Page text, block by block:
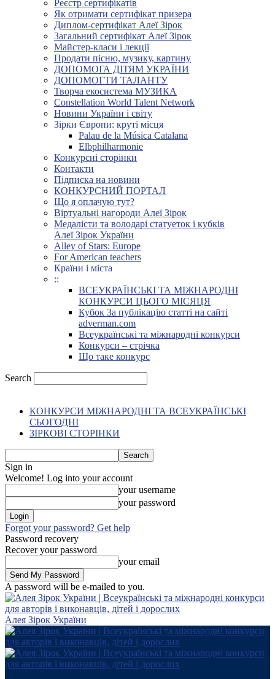
Реєстр сертифікатів
Як отримати сертифікат призера
Диплом-сертифікат Алеї Зірок
Загальний сертифікат Алеї Зірок
Майстер-класи і лекції
Продати пісню, музику, картину
ДОПОМОГА ДІТЯМ УКРАЇНИ
ДОПОМОГТИ ТАЛАНТУ
Творча екосистема МУЗИКА
Constellation World Talent Network
Новини України і світу
Зірки Європи: круті місця
Palau de la Música Catalana
Elbphilharmonie
Конкурсні сторінки
Контакти
Підписка на новини
КОНКУРСНИЙ ПОРТАЛ
Що я оплачую тут?
Віртуальні нагороди Алеї Зірок
Медалісти та володарі статуеток і кубків
Алеї Зірок України
Alley of Stars: Europe
For American teachers
Країни і міста
::
ВСЕУКРАЇНСЬКІ ТА МІЖНАРОДНІ
КОНКУРСИ ЦЬОГО МІСЯЦЯ
Кубок За публікацію статті на сайті
adverman.com
Всеукраїнські та міжнародні конкурси
Конкурси – стрічка
Що таке конкурс
Search
КОНКУРСИ МІЖНАРОДНІ ТА ВСЕУКРАЇНСЬКІ
СЬОГОДНІ
ЗІРКОВІ СТОРІНКИ
Sign in
Welcome! Log into your account
your username
your password
Forgot your password? Get help
Password recovery
Recover your password
your email
A password will be e-mailed to you.
Алея Зірок України